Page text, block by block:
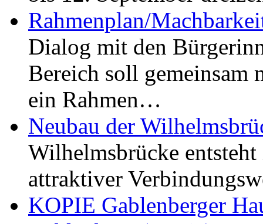
Rahmenplan/
Dialog mit den
Bereich soll gemeinsam
ein Rahmen…
Neubau der
Wilhelmsbrücke
attraktiver
KOPIE Gablenberger